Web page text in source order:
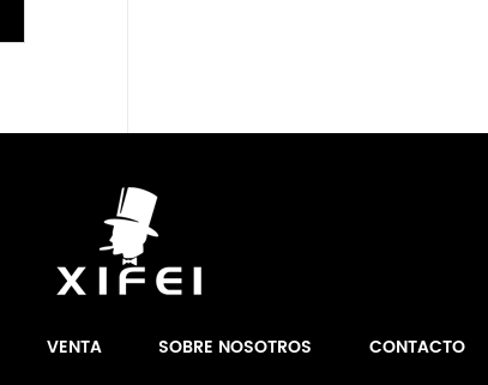
VENTA SOBRE NOSOTROS CONTACTO